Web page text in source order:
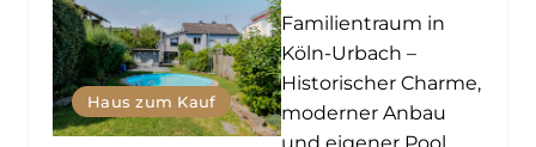
Haus zum Kauf
Familientraum in
Köln-Urbach –
Historischer Charme,
moderner Anbau